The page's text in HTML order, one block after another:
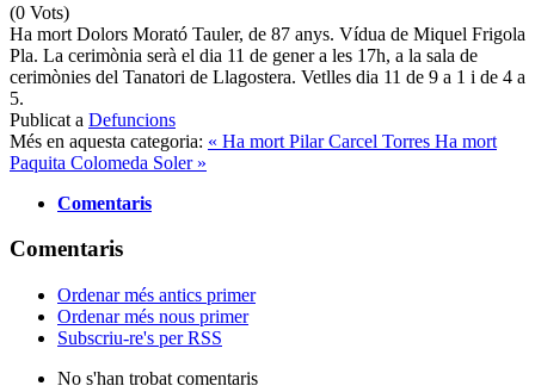
(0 Vots)
Ha mort Dolors Morató Tauler, de 87 anys. Vídua de Miquel Frigola
Pla. La cerimònia serà el dia 11 de gener a les 17h, a la sala de
cerimònies del Tanatori de Llagostera. Vetlles dia 11 de 9 a 1 i de 4 a
5.
Publicat a Defuncions
Més en aquesta categoria: « Ha mort Pilar Carcel Torres Ha mort
Paquita Colomeda Soler »
Comentaris
Comentaris
Ordenar més antics primer
Ordenar més nous primer
Subscriu-re's per RSS
No s'han trobat comentaris